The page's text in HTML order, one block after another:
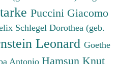
Puccini Giacomo
Schlegel Dorothea (geb.
Leonard Goethe
Antonio Hamsun Knut